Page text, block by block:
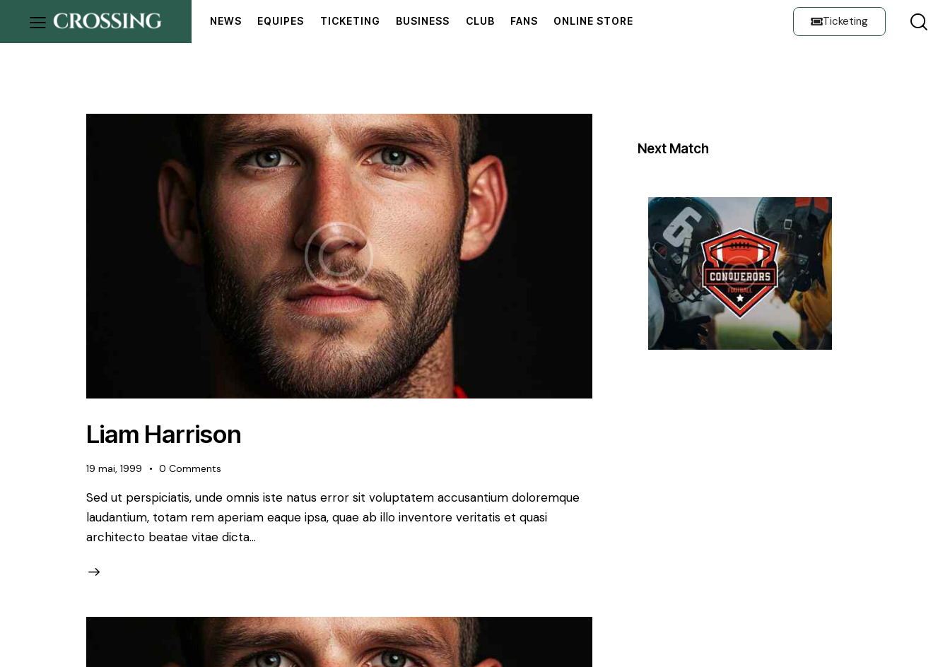
NEWS EQUIPES TICKETING BUSINESS CLUB FANS ONLINE STORE Ticketing
Liam Harrison
19 mai, 1999 0 Comments
Sed ut perspiciatis, unde omnis iste natus error sit voluptatem accusantium doloremque
laudantium, totam rem aperiam eaque ipsa, quae ab illo inventore veritatis et quasi
architecto beatae vitae dicta…
Next Match